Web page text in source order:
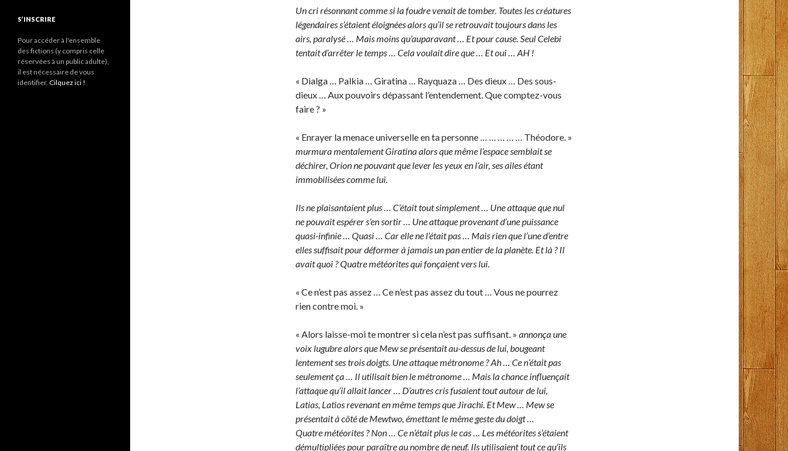
Un cri résonnant comme si la foudre venait de tomber. Toutes les créatures
légendaires s’étaient éloignées alors qu’il se retrouvait toujours dans les
airs, paralysé … Mais moins qu’auparavant … Et pour cause. Seul Celebi
tentait d’arrêter le temps … Cela voulait dire que … Et oui … AH !
« Dialga … Palkia … Giratina … Rayquaza … Des dieux … Des sous-
dieux … Aux pouvoirs dépassant l’entendement. Que comptez-vous
faire ? »
« Enrayer la menace universelle en ta personne … … … … … Théodore. »
murmura mentalement Giratina alors que même l’espace semblait se
déchirer, Orion ne pouvant que lever les yeux en l’air, ses ailes étant
immobilisées comme lui.
Ils ne plaisantaient plus … C’était tout simplement … Une attaque que nul
ne pouvait espérer s’en sortir … Une attaque provenant d’une puissance
quasi-infinie … Quasi … Car elle ne l’était pas … Mais rien que l’une d’entre
elles suffisait pour déformer à jamais un pan entier de la planète. Et là ? Il
avait quoi ? Quatre météorites qui fonçaient vers lui.
« Ce n’est pas assez … Ce n’est pas assez du tout … Vous ne pourrez
rien contre moi. »
« Alors laisse-moi te montrer si cela n’est pas suffisant. » annonça une
voix lugubre alors que Mew se présentait au-dessus de lui, bougeant
lentement ses trois doigts. Une attaque métronome ? Ah … Ce n’était pas
seulement ça … Il utilisait bien le métronome … Mais la chance influençait
l’attaque qu’il allait lancer … D’autres cris fusaient tout autour de lui,
Latias, Latios revenant en même temps que Jirachi. Et Mew … Mew se
présentait à côté de Mewtwo, émettant le même geste du doigt …
Quatre météorites ? Non … Ce n’était plus le cas … Les météorites s’étaient
démultipliées pour paraître au nombre de neuf. Ils utilisaient tout ce qu’ils
S’INSCRIRE
Pour accéder à l'ensemble
des fictions (y compris celle
réservées à un public adulte),
il est nécessaire de vous
identifier. Cilquez ici !